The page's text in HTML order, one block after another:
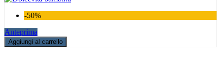
-50%
Anteprima
Aggiungi al carrello